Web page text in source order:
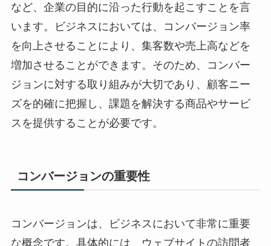
など、企業の目的に沿った行動を起こすことを言
います。ビジネスにおいては、コンバージョン率
を向上させることにより、集客数や売上高などを
増加させることができます。そのため、コンバー
ジョンに対する取り組みが大切であり、顧客ニー
ズを的確に把握し、課題を解決する商品やサービ
スを提供することが必要です。
コンバージョンの重要性
コンバージョンは、ビジネスにおいて非常に重要
な概念です。具体的には、ウェブサイトの訪問者